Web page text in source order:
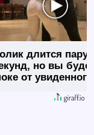
длится пару
но вы
от увиденного